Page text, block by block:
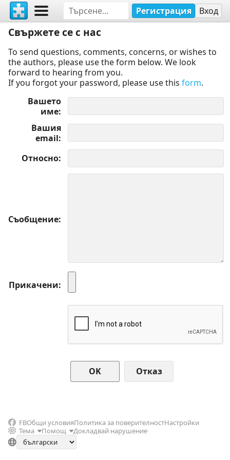
Регистрация Вход
Свържете се с нас
To send questions, comments, concerns, or wishes to
the authors, please use the form below. We look
forward to hearing from you.
If you forgot your password, please use this form.
Вашето
име
Вашия
email
Относно
Съобщение
Прикачени
Отказ
FBОбщи условияПолитика за поверителностНастройки
Тема
Помощ Докладвай нарушение